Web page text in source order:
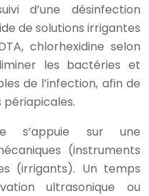
d’une désinfection
de solutions irrigantes
chlorhexidine selon
les bactéries et
de l’infection, afin de
s’appuie sur une
(instruments
(irrigants). Un temps
ultrasonique ou